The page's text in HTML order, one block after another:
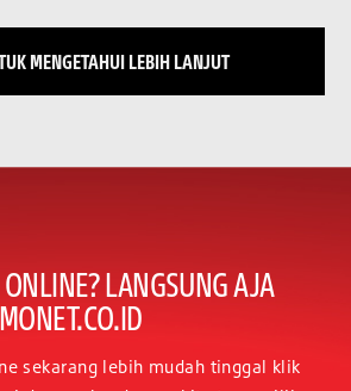
MENGETAHUI LEBIH LANJUT
LANGSUNG AJA
sekarang lebih mudah tinggal klik